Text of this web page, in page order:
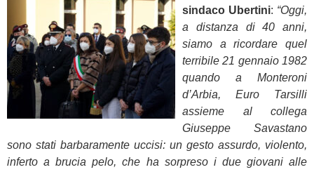
sindaco Ubertini: “Oggi,
a distanza di 40 anni,
siamo a ricordare quel
terribile 21 gennaio 1982
quando a Monteroni
d’Arbia, Euro Tarsilli
assieme al collega
Giuseppe Savastano
sono stati barbaramente uccisi: un gesto assurdo, violento,
inferto a brucia pelo, che ha sorpreso i due giovani alle